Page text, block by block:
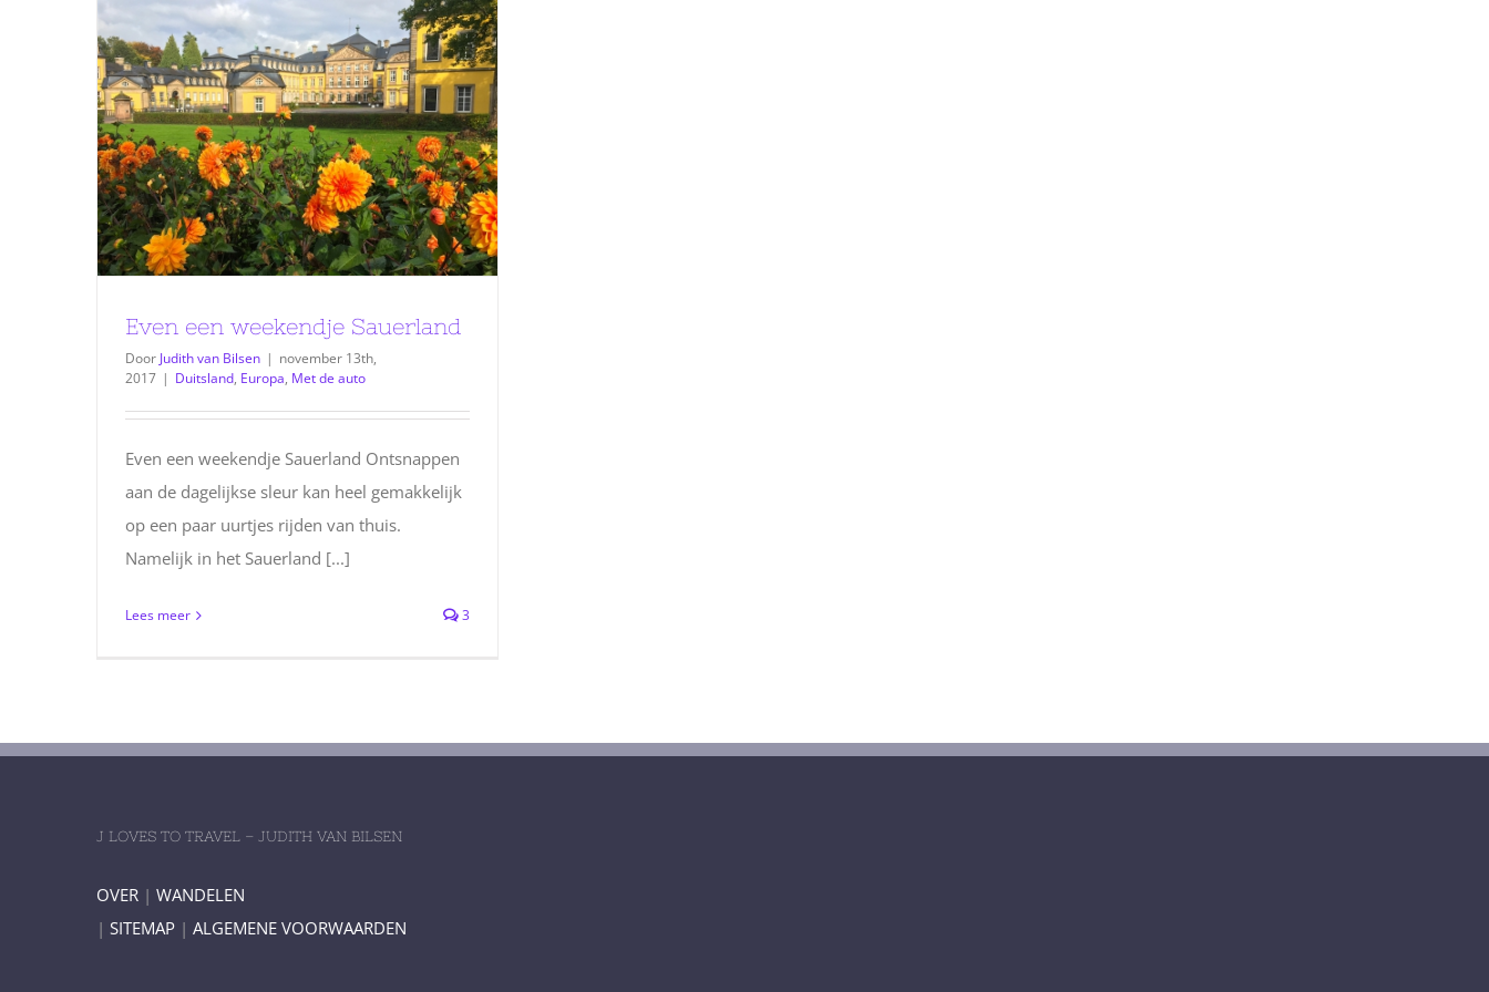
Even een weekendje Sauerland
Door Judith van Bilsen | november 13th,
2017 | Duitsland, Europa, Met de auto
Even een weekendje Sauerland Ontsnappen
aan de dagelijkse sleur kan heel gemakkelijk
op een paar uurtjes rijden van thuis.
Namelijk in het Sauerland [...]
Lees meer 3
J LOVES TO TRAVEL – JUDITH VAN BILSEN
OVER | WANDELEN
| SITEMAP | ALGEMENE VOORWAARDEN